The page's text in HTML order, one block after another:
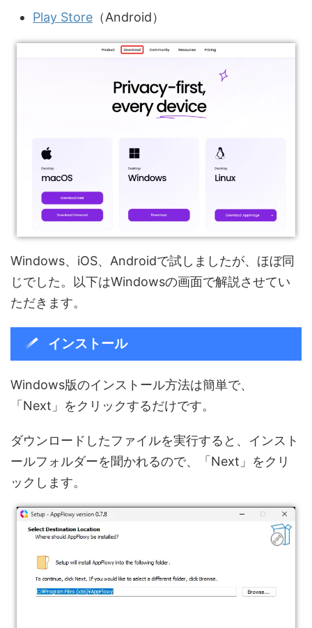
Play Store （Android）
Windows、iOS、Androidで試しましたが、ほぼ同
じでした。以下はWindowsの画面で解説させてい
ただきます。
インストール
Windows版のインストール方法は簡単で、
「Next」をクリックするだけです。
ダウンロードしたファイルを実行すると、インスト
ールフォルダーを聞かれるので、「Next」をクリ
ックします。